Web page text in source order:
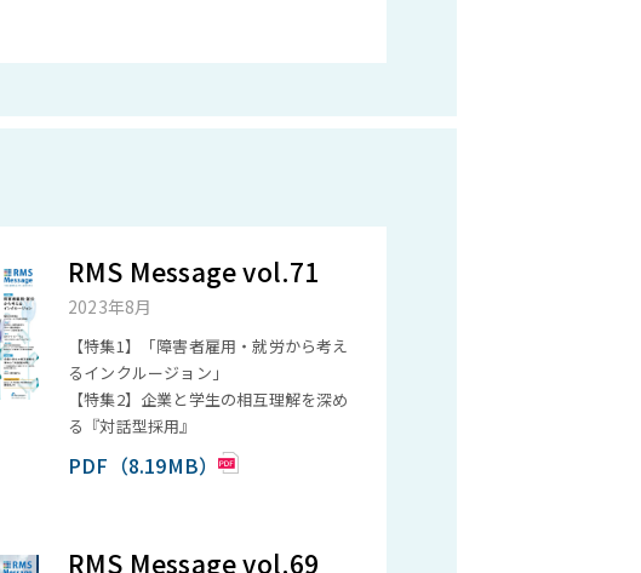
RMS Message vol.71
2023年8月
【特集1】「障害者雇用・就労から考え
るインクルージョン」
【特集2】企業と学生の相互理解を深め
る『対話型採用』
PDF（8.19MB）
RMS Message vol.69